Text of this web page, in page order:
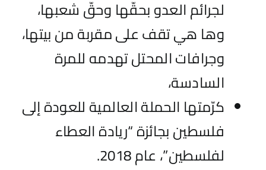
لجرائم العدو بحقّها وحقّ شعبها،
وها هي تقف على مقربة من بيتها،
وجرافات المحتل تهدمه للمرة
السادسة،
كرّمتها الحملة العالمية للعودة إلى
فلسطين بجائزة “ريادة العطاء
لفلسطين”، عام 2018.